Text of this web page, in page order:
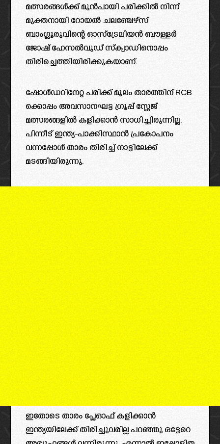
മത്സരങ്ങൾക്ക് മുൻപായി പരിക്കിൽ നിന്ന്
മുക്തനായി റോയൽ ചലഞ്ചേഴ്‌സ്
ബാംഗ്ലൂരുവിന്റെ ഓസ്ട്രേലിയൻ ബൗള്ളർ
ജോഷ് ഹേസൽവുഡ് സ്‌ക്വാഡിനൊപ്പം
തിരിച്ചെത്തിയിരിക്കുകയാണ്.
ഷോൾഡറിനേറ്റ പരിക്ക് മൂലം താരത്തിന് RCB
ക്കൊപ്പം അവസാനഘട്ട ഗ്രൂപ്പ്‌ സ്റ്റേജ്
മത്സരങ്ങളിൽ കളിക്കാൻ സാധിച്ചിരുന്നില്ല.
പിന്നീട് ഇന്ത്യ-പാക്കിസ്ഥാൻ പ്രകോപനം
വന്നപ്പോൾ താരം തിരിച്ച് നാട്ടിലേക്ക്
മടങ്ങിയിരുന്നു.
ഇതോടെ താരം പ്ലേഓഫ്‌ കളിക്കാൻ
ഇന്ത്യയിലേക്ക് തിരിച്ചുവരില്ല പറഞ്ഞു ഒട്ടേറെ